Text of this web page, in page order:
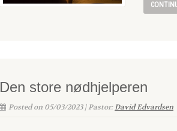
Den store nødhjelperen
Posted on 05/03/2023 | Pastor:David Edvardsen